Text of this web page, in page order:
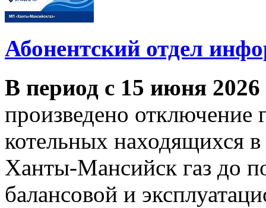
Абонентский отдел
В период с 15 июня
произведено отключение
котельных находящихся
Ханты-Мансийск газ до
балансовой и